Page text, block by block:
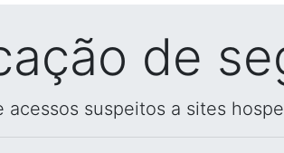
de
suspeitos a sites